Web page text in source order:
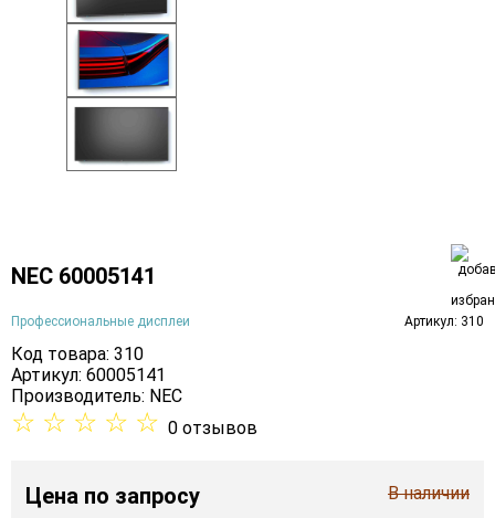
NEC 60005141
Профессиональные дисплеи Артикул: 310
Код товара: 310
Артикул: 60005141
Производитель: NEC
☆ ☆ ☆ ☆ ☆ 0 отзывов
Цена по запросу В наличии